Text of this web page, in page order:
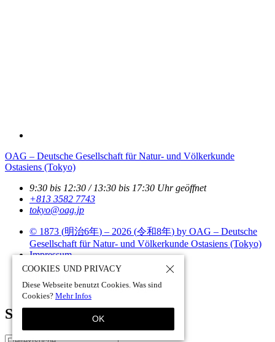
OAG – Deutsche Gesellschaft für Natur- und Völkerkunde
Ostasiens (Tokyo)
9:30 bis 12:30 / 13:30 bis 17:30 Uhr geöffnet
+813 3582 7743
tokyo­@­oag­.­jp
© 1873 (明治6年) – 2026 (令和8年) by OAG – Deutsche
Gesellschaft für Natur- und Völkerkunde Ostasiens (Tokyo)
Impressum
Datenschutz
Site by piichi.com - tokyo - japan
Suchen
COOKIES UND PRIVACY
Diese Webseite benutzt Cookies. Was sind
Cookies? Mehr Infos
OK